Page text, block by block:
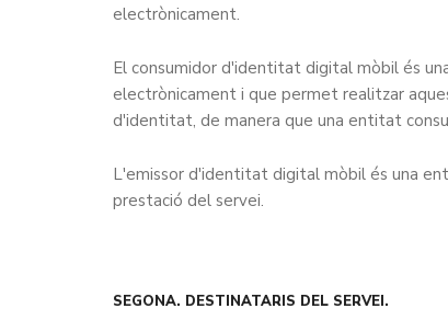
electrònicament.
El consumidor d'identitat digital mòbil és
electrònicament i que permet realitzar
d'identitat, de manera que una entitat
L'emissor d'identitat digital mòbil és una
prestació del servei.
SEGONA. DESTINATARIS DEL SERVEI.